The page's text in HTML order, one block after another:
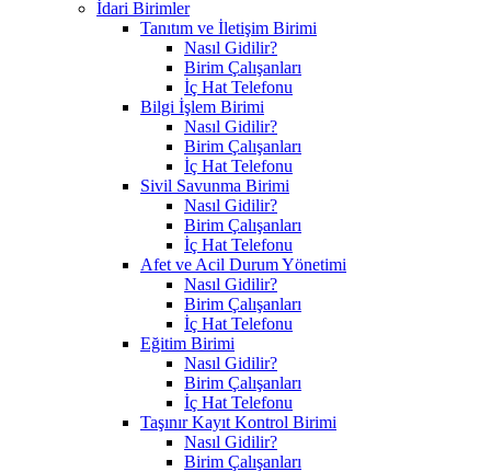
İdari Birimler
Tanıtım ve İletişim Birimi
Nasıl Gidilir?
Birim Çalışanları
İç Hat Telefonu
Bilgi İşlem Birimi
Nasıl Gidilir?
Birim Çalışanları
İç Hat Telefonu
Sivil Savunma Birimi
Nasıl Gidilir?
Birim Çalışanları
İç Hat Telefonu
Afet ve Acil Durum Yönetimi
Nasıl Gidilir?
Birim Çalışanları
İç Hat Telefonu
Eğitim Birimi
Nasıl Gidilir?
Birim Çalışanları
İç Hat Telefonu
Taşınır Kayıt Kontrol Birimi
Nasıl Gidilir?
Birim Çalışanları